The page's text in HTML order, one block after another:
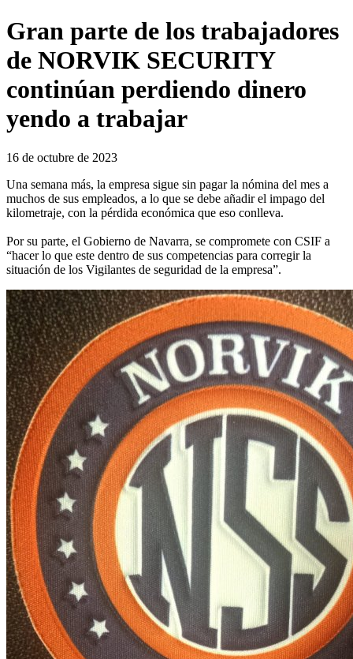
Gran parte de los trabajadores
de NORVIK SECURITY
continúan perdiendo dinero
yendo a trabajar
16 de octubre de 2023
Una semana más, la empresa sigue sin pagar la nómina del mes a
muchos de sus empleados, a lo que se debe añadir el impago del
kilometraje, con la pérdida económica que eso conlleva.
Por su parte, el Gobierno de Navarra, se compromete con CSIF a
“hacer lo que este dentro de sus competencias para corregir la
situación de los Vigilantes de seguridad de la empresa”.